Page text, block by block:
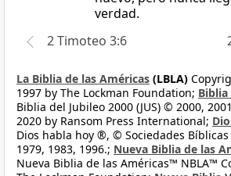
verdad.
2 Timoteo 3:6
La Biblia de las Américas (LBLA)
1997 by The Lockman Foundation; Biblia
Biblia del Jubileo 2000 (JUS) © 2000,
2020 by Ransom Press International;
Dios habla hoy ®, © Sociedades Bíblicas
1979, 1983, 1996.; Nueva Biblia de las
Nueva Biblia de las Américas™ NBLA™